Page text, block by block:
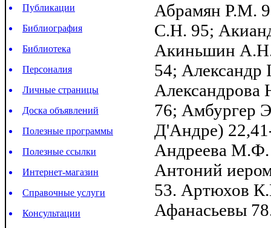
Публикации
Библиография
Библиотека
Персоналия
Личные страницы
Доска объявлений
Полезные программы
Полезные ссылки
Интернет-магазин
Справочные услуги
Консультации
Абрамян P.M.
С.Н. 95;
Акиньшин А.Н.
54;
Александрова
76; Амбургер
Д'Андре)
Андреева М.Ф.
Антоний
53. Артюхов
Афанасьевы